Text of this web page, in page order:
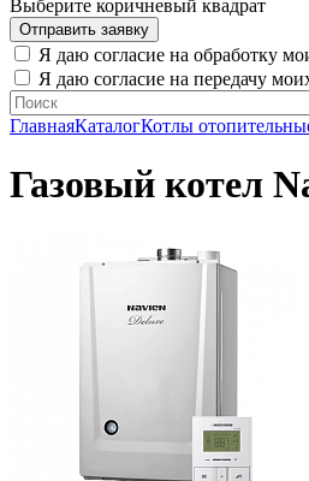
Выберите коричневый квадрат
Я даю согласие на обработку
Я даю согласие на передачу
ГлавнаяКаталогКотлы
Газовый котел